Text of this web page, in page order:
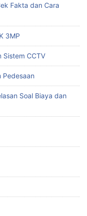
Fakta dan Cara
3MP
Sistem CCTV
Pedesaan
Soal Biaya dan